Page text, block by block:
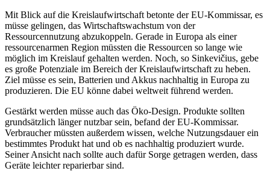
Mit Blick auf die Kreislaufwirtschaft betonte der EU-Kommissar, es
müsse gelingen, das Wirtschaftswachstum von der
Ressourcennutzung abzukoppeln. Gerade in Europa als einer
ressourcenarmen Region müssten die Ressourcen so lange wie
möglich im Kreislauf gehalten werden. Noch, so Sinkevičius, gebe
es große Potenziale im Bereich der Kreislaufwirtschaft zu heben.
Ziel müsse es sein, Batterien und Akkus nachhaltig in Europa zu
produzieren. Die EU könne dabei weltweit führend werden.
Gestärkt werden müsse auch das Öko-Design. Produkte sollten
grundsätzlich länger nutzbar sein, befand der EU-Kommissar.
Verbraucher müssten außerdem wissen, welche Nutzungsdauer ein
bestimmtes Produkt hat und ob es nachhaltig produziert wurde.
Seiner Ansicht nach sollte auch dafür Sorge getragen werden, dass
Geräte leichter reparierbar sind.